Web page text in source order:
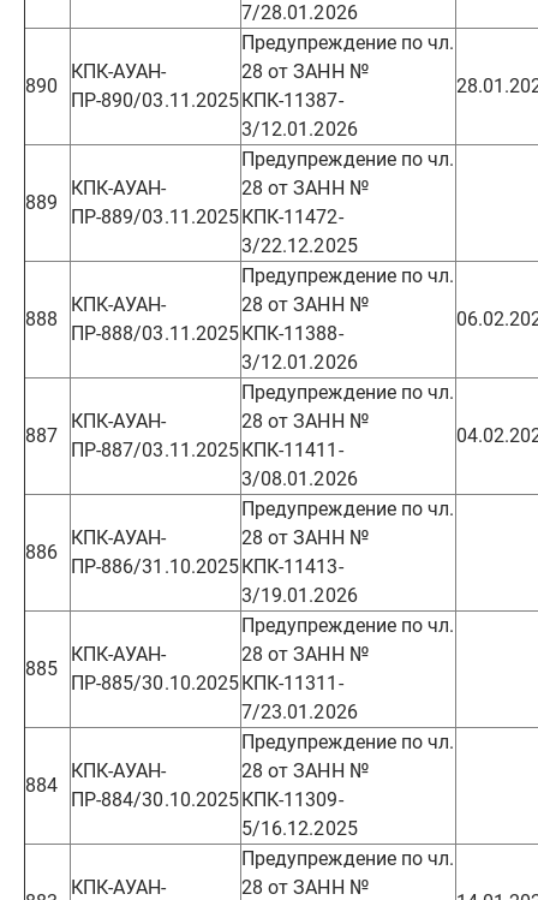
7/28.01.2026
890
КПК-АУАН-
ПР-890/03.11.2025
Предупреждение по чл.
28 от ЗАНН №
КПК-11387-
3/12.01.2026
889
КПК-АУАН-
ПР-889/03.11.2025
Предупреждение по чл.
28 от ЗАНН №
КПК-11472-
3/22.12.2025
888
КПК-АУАН-
ПР-888/03.11.2025
Предупреждение по чл.
28 от ЗАНН №
КПК-11388-
3/12.01.2026
887
КПК-АУАН-
ПР-887/03.11.2025
Предупреждение по чл.
28 от ЗАНН №
КПК-11411-
3/08.01.2026
886
КПК-АУАН-
ПР-886/31.10.2025
Предупреждение по чл.
28 от ЗАНН №
КПК-11413-
3/19.01.2026
885
КПК-АУАН-
ПР-885/30.10.2025
Предупреждение по чл.
28 от ЗАНН №
КПК-11311-
7/23.01.2026
884
КПК-АУАН-
ПР-884/30.10.2025
Предупреждение по чл.
28 от ЗАНН №
КПК-11309-
5/16.12.2025
КПК-АУАН-
Предупреждение по чл.
28 от ЗАНН №